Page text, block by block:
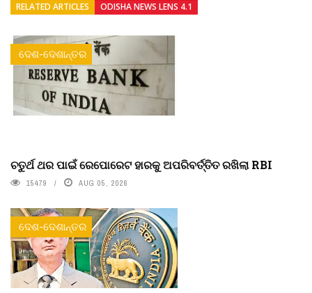
RELATED ARTICLES ODISHA NEWS LENS 4.1
ଦେଶ-ଦେଶାନ୍ତର
ଚତୁର୍ଥ ଥର ପାଇଁ ରେପୋରେଟ ହାରକୁ ଅପରିବର୍ତ୍ତିତ ରଖିଲା RBI
15479 AUG 05, 2026
ଦେଶ-ଦେଶାନ୍ତର